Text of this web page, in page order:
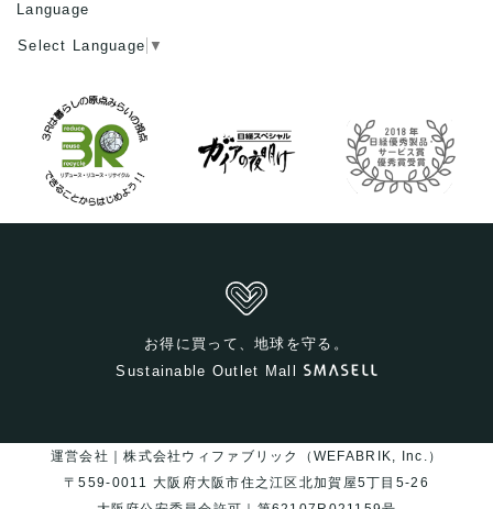
Language
Select Language ▼
お得に買って、地球を守る。
Sustainable Outlet Mall
運営会社｜株式会社ウィファブリック（WEFABRIK, Inc.）
〒559-0011 大阪府大阪市住之江区北加賀屋5丁目5-26